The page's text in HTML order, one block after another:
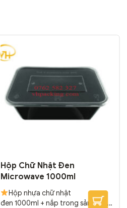
Hộp Chữ Nhật Đen
Microwave 1000ml
Hộp nhựa chữ nhật
đen 1000ml + nắp trong sản xuất